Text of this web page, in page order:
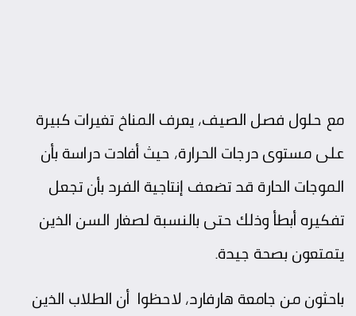
مع حلول فصل الصيف، يعرف المناخ تغيرات كبيرة
على مستوى درجات الحرارة، حيث أفادت دراسة بأن
الموجات الحارة قد تضعف إنتاجية الفرد بأن تجعل
تفكيره أبطأ وذلك حتى بالنسبة لصغار السن الذين
يتمتعون بصحة جيدة.
باحثون من جامعة هارفارد، لاحظوا أن الطلاب الذين